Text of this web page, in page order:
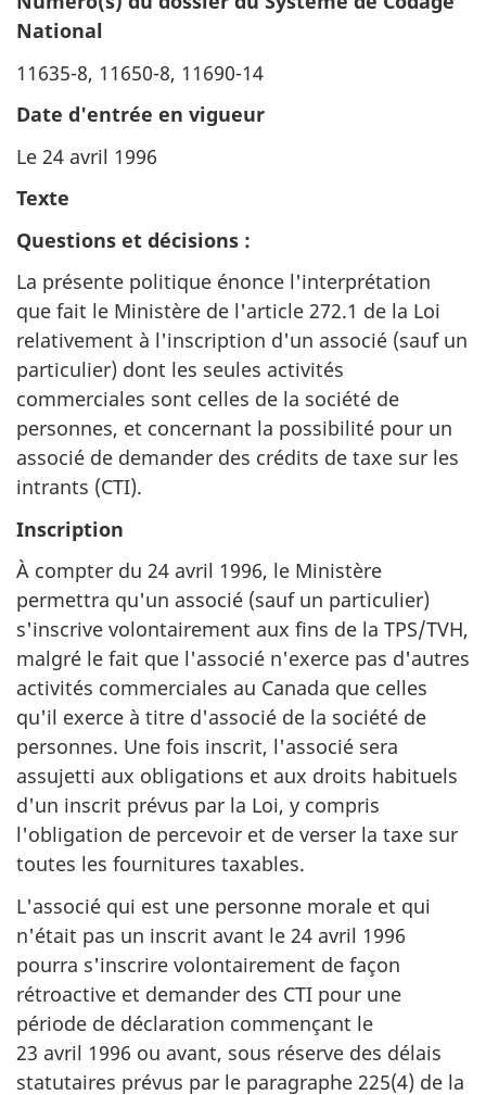
National
11635-8, 11650-8, 11690-14
Date d'entrée en vigueur
Le 24 avril 1996
Texte
Questions et décisions :
La présente politique énonce l'interprétation
que fait le Ministère de l'article 272.1 de la Loi
relativement à l'inscription d'un associé (sauf un
particulier) dont les seules activités
commerciales sont celles de la société de
personnes, et concernant la possibilité pour un
associé de demander des crédits de taxe sur les
intrants (CTI).
Inscription
À compter du 24 avril 1996, le Ministère
permettra qu'un associé (sauf un particulier)
s'inscrive volontairement aux fins de la TPS/TVH,
malgré le fait que l'associé n'exerce pas d'autres
activités commerciales au Canada que celles
qu'il exerce à titre d'associé de la société de
personnes. Une fois inscrit, l'associé sera
assujetti aux obligations et aux droits habituels
d'un inscrit prévus par la Loi, y compris
l'obligation de percevoir et de verser la taxe sur
toutes les fournitures taxables.
L'associé qui est une personne morale et qui
n'était pas un inscrit avant le 24 avril 1996
pourra s'inscrire volontairement de façon
rétroactive et demander des CTI pour une
période de déclaration commençant le
23 avril 1996 ou avant, sous réserve des délais
statutaires prévus par le paragraphe 225(4) de la